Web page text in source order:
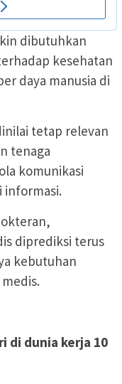
dibutuhkan
kesehatan
daya manusia di
tetap relevan
tenaga
komunikasi
informasi.
diprediksi terus
kebutuhan
di dunia kerja 10